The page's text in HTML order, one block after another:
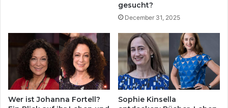
t
b
n
“
i
a
e
m
ö
gesucht?
December 31, 2025
Wer ist Johanna Fortell?
Sophie Kinsella